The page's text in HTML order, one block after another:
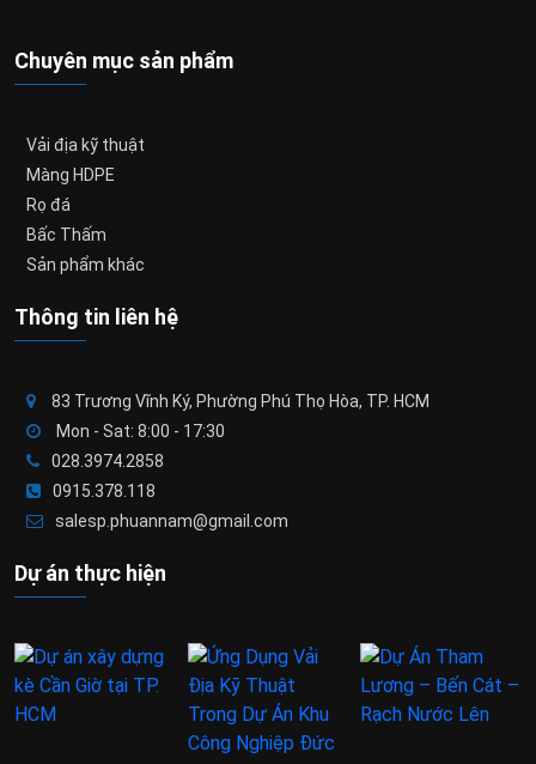
Chuyên mục sản phẩm
Vải địa kỹ thuật
Màng HDPE
Rọ đá
Bấc Thấm
Sản phẩm khác
Thông tin liên hệ
83 Trương Vĩnh Ký, Phường Phú Thọ Hòa, TP. HCM
Mon - Sat: 8:00 - 17:30
028.3974.2858
0915.378.118
salesp.phuannam@gmail.com
Dự án thực hiện